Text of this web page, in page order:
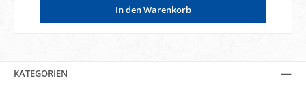
In den Warenkorb
KATEGORIEN